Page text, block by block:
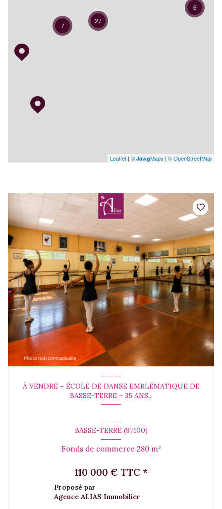
7
6
27
Leaflet | © JawgMaps | © OpenStreetMap
À VENDRE – ÉCOLE DE DANSE EMBLÉMATIQUE DE
BASSE-TERRE – 35 ANS...
BASSE-TERRE (97100)
Fonds de commerce 280 m²
110 000 € TTC *
Proposé par
Agence ALIAS Immobilier